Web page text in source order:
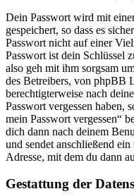
Dein Passwort wird mit
gespeichert, so dass es
Passwort nicht auf einer
Passwort ist dein Schlüssel
also geh mit ihm sorgsam
des Betreibers, von phpBB
berechtigterweise nach
Passwort vergessen haben,
mein Passwort vergessen“
dich dann nach deinem
und sendet anschließend
Adresse, mit dem du dann
Gestattung der